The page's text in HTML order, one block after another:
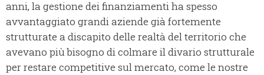
anni, la gestione dei finanziamenti ha spesso
avvantaggiato grandi aziende già fortemente
strutturate a discapito delle realtà del territorio che
avevano più bisogno di colmare il divario strutturale
per restare competitive sul mercato, come le nostre